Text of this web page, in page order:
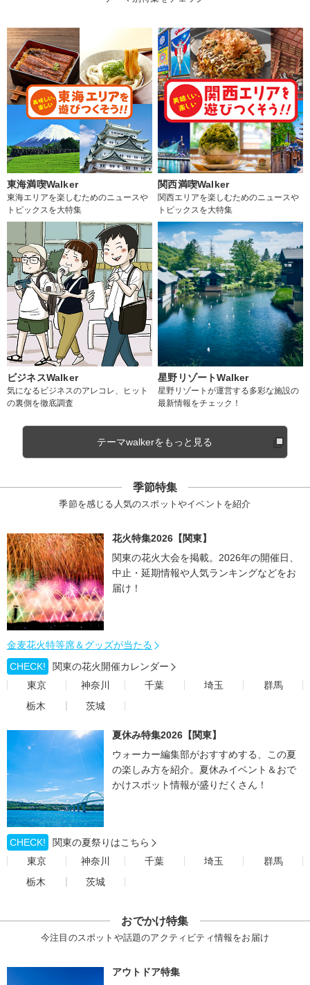
東海満喫Walker
東海エリアを楽しむためのニュースや
トピックスを大特集
関西満喫Walker
関西エリアを楽しむためのニュースや
トピックスを大特集
ビジネスWalker
気になるビジネスのアレコレ、ヒット
の裏側を徹底調査
星野リゾートWalker
星野リゾートが運営する多彩な施設の
最新情報をチェック！
テーマwalkerをもっと見る
季節特集
季節を感じる人気のスポットやイベントを紹介
花火特集2026【関東】
関東の花火大会を掲載。2026年の開催日、
中止・延期情報や人気ランキングなどをお
届け！
金麦花火特等席＆グッズが当たる
CHECK!
関東の花火開催カレンダー
東京
神奈川 千葉 埼玉
群馬
栃木
茨城
夏休み特集2026【関東】
ウォーカー編集部がおすすめする、この夏
の楽しみ方を紹介。夏休みイベント＆おで
かけスポット情報が盛りだくさん！
CHECK!
関東の夏祭りはこちら
東京
神奈川 千葉 埼玉
群馬
栃木
茨城
おでかけ特集
今注目のスポットや話題のアクティビティ情報をお届け
アウトドア特集